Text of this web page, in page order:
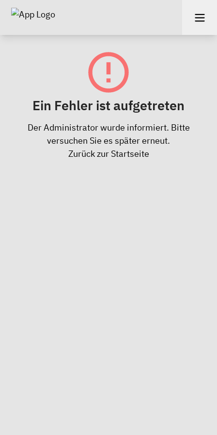
Ein Fehler ist aufgetreten
Der Administrator wurde informiert. Bitte
versuchen Sie es später erneut.
Zurück zur Startseite